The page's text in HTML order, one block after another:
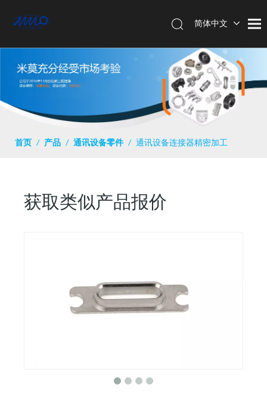
简体中文
首页 / 产品 / 通讯设备零件 / 通讯设备连接器精密加工
获取类似产品报价